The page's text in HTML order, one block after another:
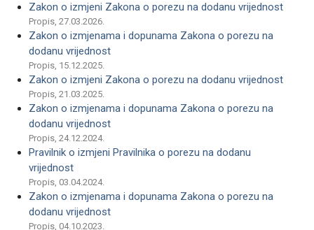
Zakon o izmjeni Zakona o porezu na dodanu vrijednost
Propis, 27.03.2026.
Zakon o izmjenama i dopunama Zakona o porezu na
dodanu vrijednost
Propis, 15.12.2025.
Zakon o izmjeni Zakona o porezu na dodanu vrijednost
Propis, 21.03.2025.
Zakon o izmjenama i dopunama Zakona o porezu na
dodanu vrijednost
Propis, 24.12.2024.
Pravilnik o izmjeni Pravilnika o porezu na dodanu
vrijednost
Propis, 03.04.2024.
Zakon o izmjenama i dopunama Zakona o porezu na
dodanu vrijednost
Propis, 04.10.2023.